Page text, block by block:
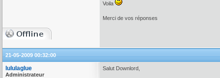
Voila
Merci de vos réponses
21-05-2009 00:32:00
lululaglue
Administrateur
Salut Downlord,